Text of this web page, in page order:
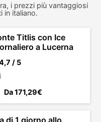
i prezzi più vantaggiosi
in italiano.
Titlis con Ice
a Lucerna
/ 5
Da 171,29€
di 1 giorno allo